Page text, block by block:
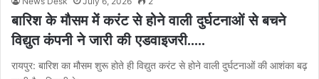
बारिश के मौसम में करंट से होने वाली दुर्घटनाओं से बचने
विद्युत कंपनी ने जारी की एडवाइजरी…..
रायपुर: बारिश का मौसम शुरू होते ही विद्युत करंट से होने वाली दुर्घटनाओं की आशंका बढ़